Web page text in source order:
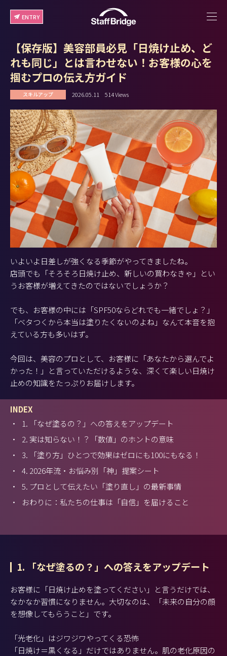
ENTRY
【保存版】美容部員必見「日焼け止め、ど
れも同じ」とは言わせない！お客様の心を
掴むプロの伝え方ガイド
スキルアップ 2026.05.11 514 Views
いよいよ日差しが強くなる季節がやってきましたね。
店頭でも「そろそろ日焼け止め、新しいの買わなきゃ」とい
うお客様が増えてきたのではないでしょうか？
でも、お客様の中には「SPF50ならどれでも一緒でしょ？」
「ベタつくから本当は塗りたくないのよね」なんて本音を抱
えている方も多いはず。
今回は、美容のプロとして、お客様に「あなたから選んでよ
かった！」と言っていただけるような、深くて楽しい日焼け
止めの知識をたっぷりお届けします。
INDEX
・
1. 「なぜ塗るの？」への答えをアップデート
・
2. 実は知らない！？「数値」のホントの意味
・
3. 「塗り方」ひとつで効果はゼロにも100にもなる！
・
4. 2026年流・お悩み別「神」提案シート
・
5. プロとして伝えたい「塗り直し」の最新事情
・
おわりに：私たちの仕事は「自信」を届けること
1. 「なぜ塗るの？」への答えをアップデート
お客様に「日焼け止めを塗ってください」と言うだけでは、
なかなか習慣になりません。大切なのは、「未来の自分の顔
を想像してもらうこと」です。
「光老化」はジワジワやってくる恐怖
「日焼け＝黒くなる」だけではありません。肌の老化原因の